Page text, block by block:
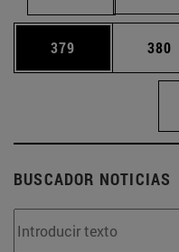
Página
379 380
BUSCADOR NOTICIAS